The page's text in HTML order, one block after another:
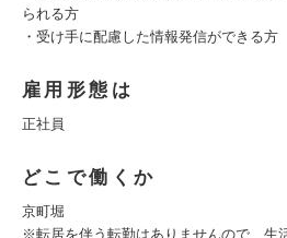
られる方
・受け手に配慮した情報発信ができる方
雇用形態は
正社員
どこで働くか
京町堀
※転居を伴う転勤はありませんので、生